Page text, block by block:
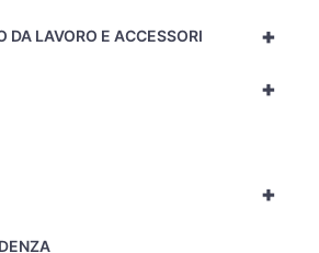
+
DA LAVORO E ACCESSORI
+
+